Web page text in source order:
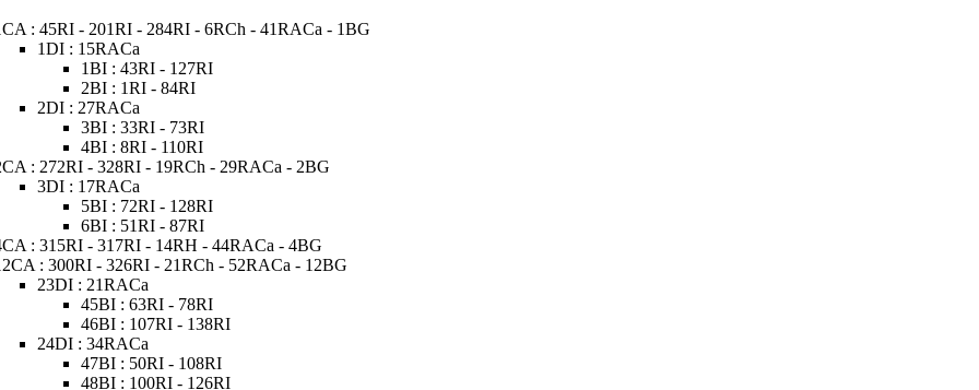
: 45RI - 201RI - 284RI - 6RCh - 41RACa - 1BG
1DI : 15RACa
1BI : 43RI - 127RI
2BI : 1RI - 84RI
2DI : 27RACa
3BI : 33RI - 73RI
4BI : 8RI - 110RI
: 272RI - 328RI - 19RCh - 29RACa - 2BG
3DI : 17RACa
5BI : 72RI - 128RI
6BI : 51RI - 87RI
: 315RI - 317RI - 14RH - 44RACa - 4BG
: 300RI - 326RI - 21RCh - 52RACa - 12BG
23DI : 21RACa
45BI : 63RI - 78RI
46BI : 107RI - 138RI
24DI : 34RACa
47BI : 50RI - 108RI
48BI : 100RI - 126RI